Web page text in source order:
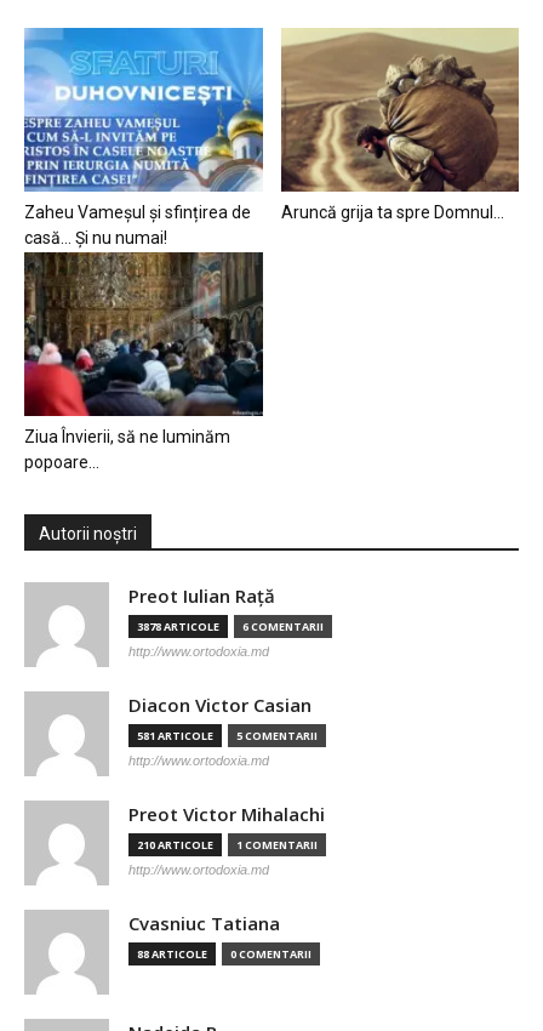
Zaheu Vameșul și sfințirea de
casă… Și nu numai!
Aruncă grija ta spre Domnul…
Ziua Învierii, să ne luminăm
popoare…
Autorii noștri
Preot Iulian Raţă
3878 ARTICOLE 6 COMENTARII
http://www.ortodoxia.md
Diacon Victor Casian
581 ARTICOLE 5 COMENTARII
http://www.ortodoxia.md
Preot Victor Mihalachi
210 ARTICOLE 1 COMENTARII
http://www.ortodoxia.md
Cvasniuc Tatiana
88 ARTICOLE 0 COMENTARII